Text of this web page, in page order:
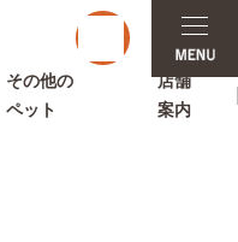
t
o
g
g
その他の
ペット
店舗
案内